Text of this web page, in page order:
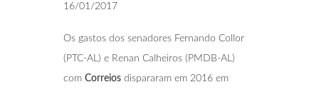
16/01/2017
Os gastos dos senadores Fernando Collor
(PTC-AL) e Renan Calheiros (PMDB-AL)
com Correios dispararam em 2016 em